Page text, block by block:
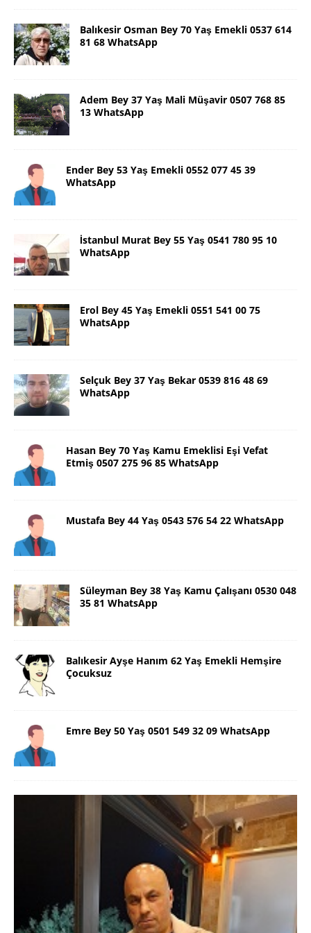
Balıkesir Osman Bey 70 Yaş Emekli 0537 614
81 68 WhatsApp
Adem Bey 37 Yaş Mali Müşavir 0507 768 85
13 WhatsApp
Ender Bey 53 Yaş Emekli 0552 077 45 39
WhatsApp
İstanbul Murat Bey 55 Yaş 0541 780 95 10
WhatsApp
Erol Bey 45 Yaş Emekli 0551 541 00 75
WhatsApp
Selçuk Bey 37 Yaş Bekar 0539 816 48 69
WhatsApp
Hasan Bey 70 Yaş Kamu Emeklisi Eşi Vefat
Etmiş 0507 275 96 85 WhatsApp
Mustafa Bey 44 Yaş 0543 576 54 22 WhatsApp
Süleyman Bey 38 Yaş Kamu Çalışanı 0530 048
35 81 WhatsApp
Balıkesir Ayşe Hanım 62 Yaş Emekli Hemşire
Çocuksuz
Emre Bey 50 Yaş 0501 549 32 09 WhatsApp
Danimarka Mustafa Bey 45 Yaş +45
42 48 17 28 WhatsApp
Lütfen Danimarka dışı aramasın. Selam ben
Danimarka’dan Mustafa 45 yaşında, 1.88 boyunda,
98 kiloda, Kumral, ayrılmış bir beyim. Alkol yok.
Sigara var. Maddi sıkıntım yok. [İLAN DETAYLARI>]